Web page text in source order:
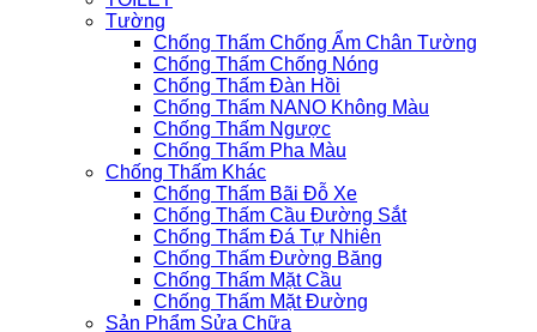
Tường
Chống Thấm Chống Ẩm Chân Tường
Chống Thấm Chống Nóng
Chống Thấm Đàn Hồi
Chống Thấm NANO Không Màu
Chống Thấm Ngược
Chống Thấm Pha Màu
Chống Thấm Khác
Chống Thấm Bãi Đỗ Xe
Chống Thấm Cầu Đường Sắt
Chống Thấm Đá Tự Nhiên
Chống Thấm Đường Băng
Chống Thấm Mặt Cầu
Chống Thấm Mặt Đường
Sản Phẩm Sửa Chữa